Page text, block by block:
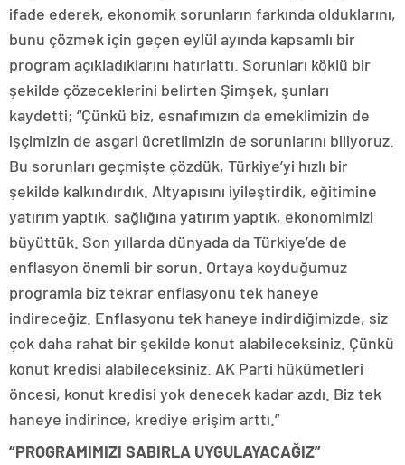
ifade ederek, ekonomik sorunların farkında olduklarını,
bunu çözmek için geçen eylül ayında kapsamlı bir
program açıkladıklarını hatırlattı. Sorunları köklü bir
şekilde çözeceklerini belirten Şimşek, şunları
kaydetti; “Çünkü biz, esnafımızın da emeklimizin de
işçimizin de asgari ücretlimizin de sorunlarını biliyoruz.
Bu sorunları geçmişte çözdük, Türkiye’yi hızlı bir
şekilde kalkındırdık. Altyapısını iyileştirdik, eğitimine
yatırım yaptık, sağlığına yatırım yaptık, ekonomimizi
büyüttük. Son yıllarda dünyada da Türkiye’de de
enflasyon önemli bir sorun. Ortaya koyduğumuz
programla biz tekrar enflasyonu tek haneye
indireceğiz. Enflasyonu tek haneye indirdiğimizde, siz
çok daha rahat bir şekilde konut alabileceksiniz. Çünkü
konut kredisi alabileceksiniz. AK Parti hükümetleri
öncesi, konut kredisi yok denecek kadar azdı. Biz tek
haneye indirince, krediye erişim arttı.”
“PROGRAMIMIZI SABIRLA UYGULAYACAĞIZ”